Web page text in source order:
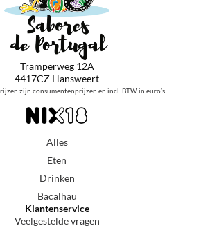
Tramperweg 12A
4417CZ Hansweert
zijn consumentenprijzen en incl. BTW in euro’s
Alles
Eten
Drinken
Bacalhau
Klantenservice
Veelgestelde vragen